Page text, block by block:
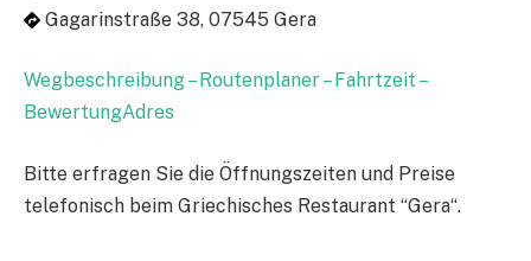
Gagarinstraße 38, 07545 Gera
Wegbeschreibung – Routenplaner – Fahrtzeit –
BewertungAdres
Bitte erfragen Sie die Öffnungszeiten und Preise
telefonisch beim Griechisches Restaurant “Gera“.